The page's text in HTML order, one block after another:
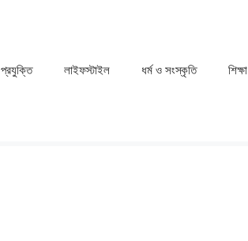
প্রযুক্তি লাইফস্টাইল ধর্ম ও সংস্কৃতি ⁠⁠শিক্ষা